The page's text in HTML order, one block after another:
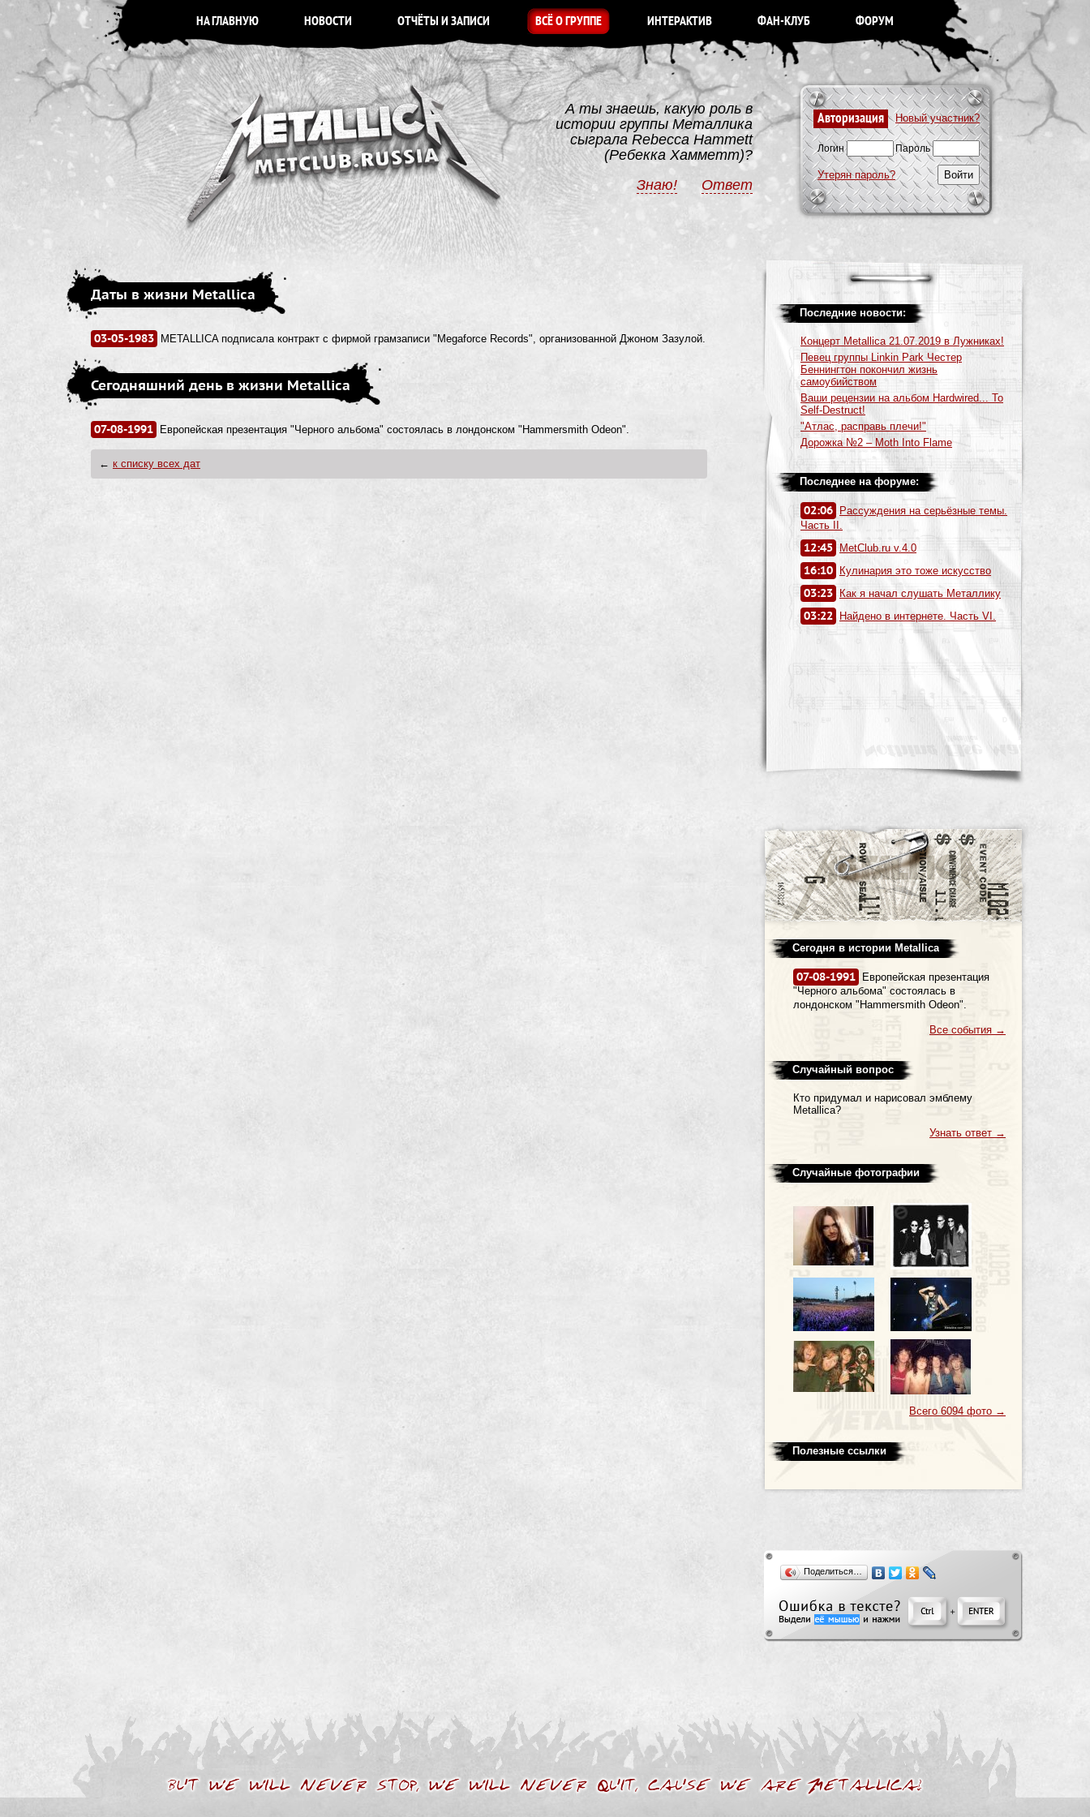
НА ГЛАВНУЮ НОВОСТИ ОТЧЁТЫ И ЗАПИСИ ВСЁ О ГРУППЕ ИНТЕРАКТИВ ФАН-КЛУБ ФОРУМ
Авторизация Новый участник?
Логин Пароль
Утерян пароль?
А ты знаешь, какую роль в
истории группы Металлика
сыграла Rebecca Hammett
(Ребекка Хамметт)?
Знаю!
Ответ
Даты в жизни Metallica
03-05-1983 METALLICA подписала контракт с фирмой грамзаписи "Megaforce Records", организованной Джоном Зазулой.
Сегодняшний день в жизни Metallica
07-08-1991 Европейская презентация "Черного альбома" состоялась в лондонском "Hammersmith Odeon".
← к списку всех дат
Последние новости:
Концерт Metallica 21.07.2019 в Лужниках!
Певец группы Linkin Park Честер
Беннингтон покончил жизнь
самоубийством
Ваши рецензии на альбом Hardwired... To
Self-Destruct!
"Атлас, расправь плечи!"
Дорожка №2 – Moth Into Flame
Последнее на форуме:
02:06
Рассуждения на серьёзные темы.
Часть II.
12:45 MetClub.ru v.4.0
16:10 Кулинария это тоже искусство
03:23 Как я начал слушать Металлику
03:22 Найдено в интернете. Часть VI.
Сегодня в истории Metallica
07-08-1991
Европейская презентация
"Черного альбома" состоялась в
лондонском "Hammersmith Odeon".
Все события →
Случайный вопрос
Кто пpидумал и наpисовал эмблему
Metallica?
Узнать ответ →
Случайные фотографии
Всего 6094 фото →
Полезные ссылки
Поделиться…